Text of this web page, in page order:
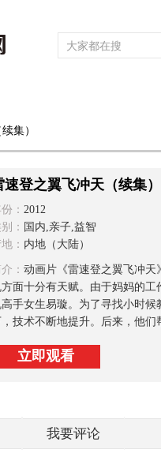
体育
集）
速登之翼飞冲天（续集）
： 2012
：
国内,亲子,益智
： 内地（大陆）
： 动画片《雷速登之翼飞冲天
面十分有天赋。由于妈妈的
手女生易璇。为了寻找小时
技术不断地提升。后来，他
立即观看
我要评论